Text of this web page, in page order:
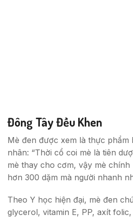
Đông Tây Đều Khen
Mè đen được xem là thực
nhân: “Thời cổ coi mè là tiên
mè thay cho cơm, vậy mè
hơn 300 dặm mà người nhanh
Theo Y học hiện đại, mè đen
glycerol, vitamin E, PP, axít